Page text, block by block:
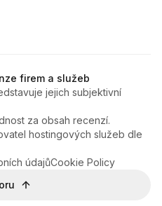
firem a služeb
jejich subjektivní
za obsah recenzí.
hostingových služeb dle
údajůCookie Policy